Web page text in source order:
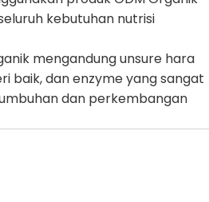
kebutuhan nutrisi
mengandung unsure hara
baik, dan enzyme yang sangat
dan perkembangan